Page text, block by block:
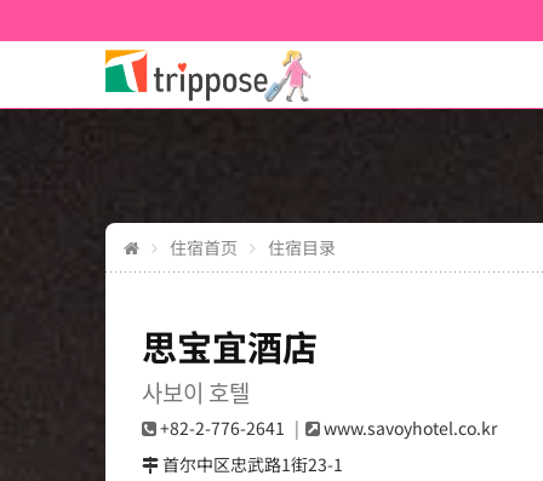
住宿首页 住宿目录
思宝宜酒店
사보이 호텔
+82-2-776-2641
www.savoyhotel.co.kr
首尔中区忠武路1街23-1